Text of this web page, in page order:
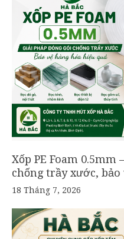
Xốp PE Foam 0.5mm
chống trầy xước,
18 Tháng 7, 2026